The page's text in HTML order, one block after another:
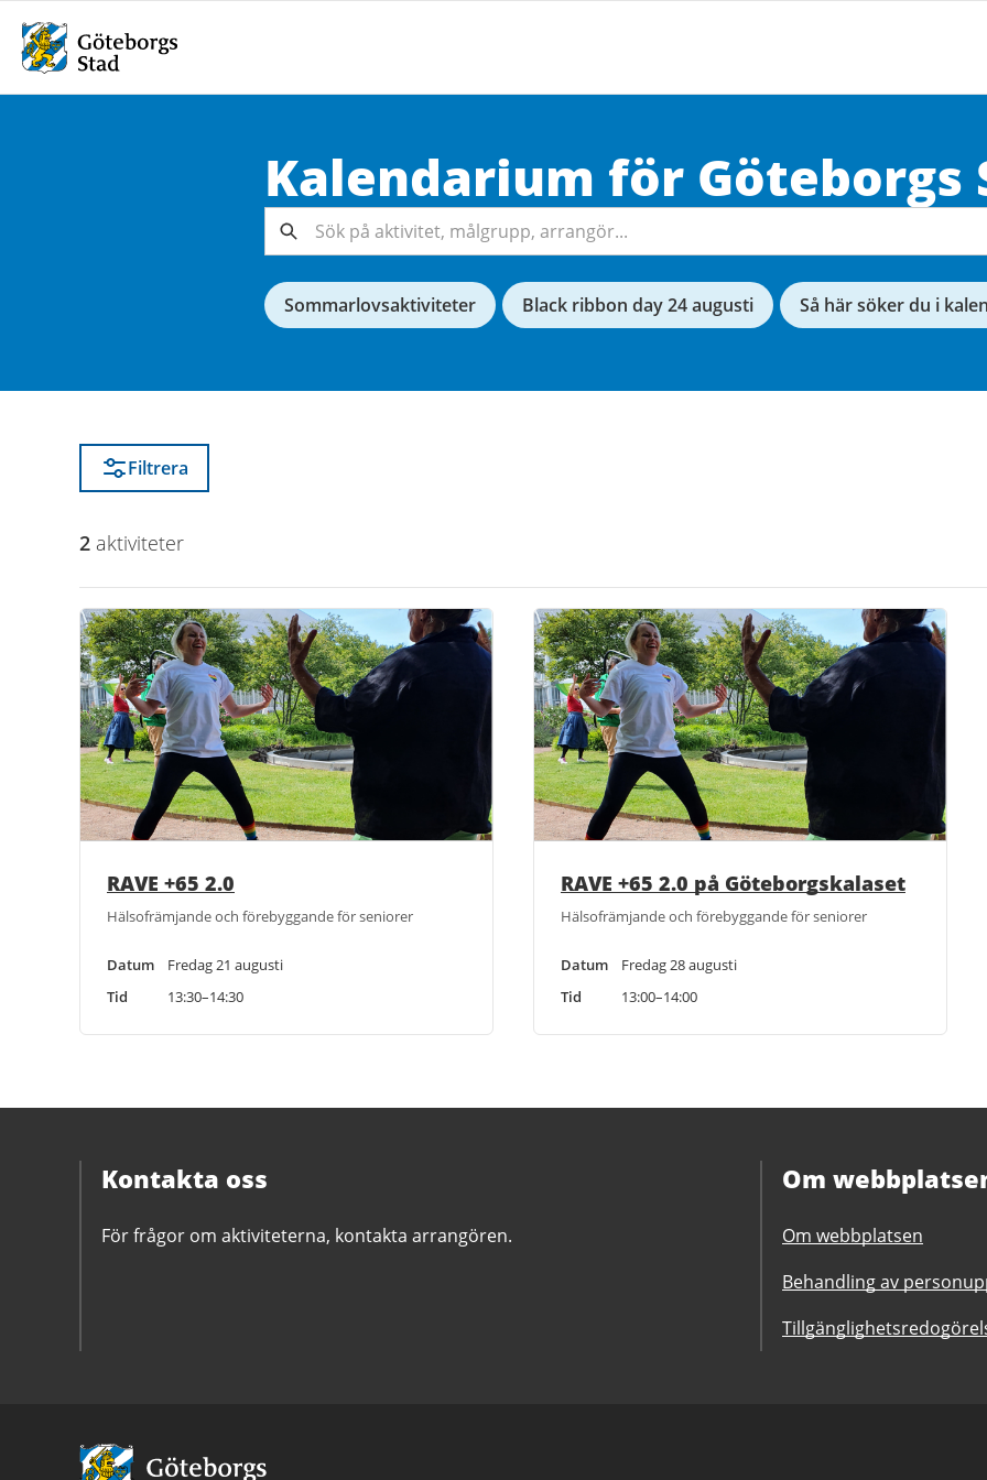
Kalendarium för Göteborgs
Sök på
aktivitet,
målgrupp,
arrangör...
Sök
Sommarlovsaktiviteter Black ribbon day 24 augusti Så här söker du i
Filtrera
2 aktiviteter
RAVE +65 2.0
Hälsofrämjande och förebyggande för seniorer
Datum
Fredag 21 augusti
Tid
13:30–14:30
RAVE +65 2.0 på Göteborgskalaset
Hälsofrämjande och förebyggande för seniorer
Datum
Fredag 28 augusti
Tid
13:00–14:00
Kontakta oss
För frågor om aktiviteterna, kontakta arrangören.
Om
Om webbplatsen
Behandling av
Avsändare